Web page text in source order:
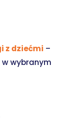
z dziećmi –
wybranym